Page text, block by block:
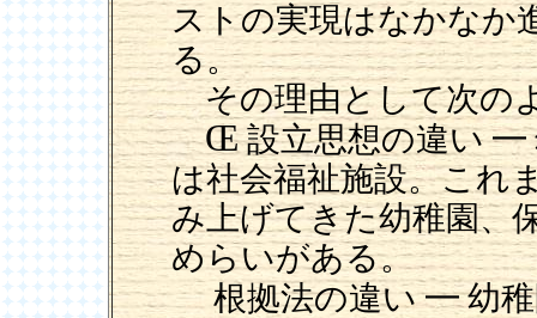
ストの実現はなかなか
る。
その理由として次の
Œ設立思想の違い ━
は社会福祉施設。これ
み上げてきた幼稚園、
めらいがある。
根拠法の違い ━ 幼